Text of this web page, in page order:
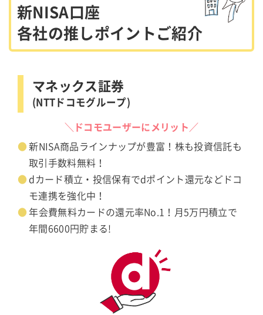
新NISA口座
各社の推しポイントご紹介
マネックス証券
(NTTドコモグループ)
＼ドコモユーザーにメリット／
新NISA商品ラインナップが豊富！株も投資信託も
取引手数料無料！
dカード積立・投信保有でdポイント還元などドコ
モ連携を強化中！
年会費無料カードの還元率No.1！月5万円積立で
年間6600円貯まる!